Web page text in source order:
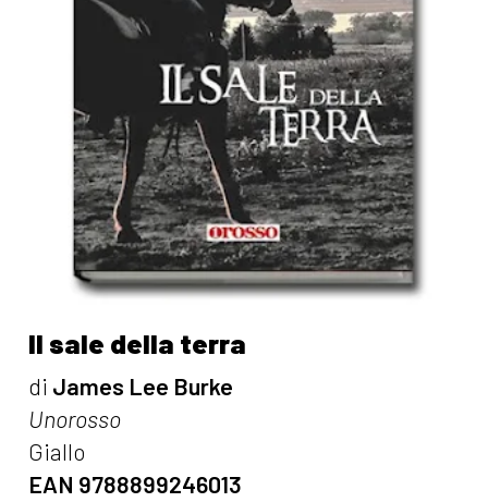
Il sale della terra
di James Lee Burke
Unorosso
Giallo
EAN 9788899246013